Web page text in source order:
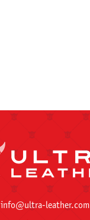
info@ultra-leather.com